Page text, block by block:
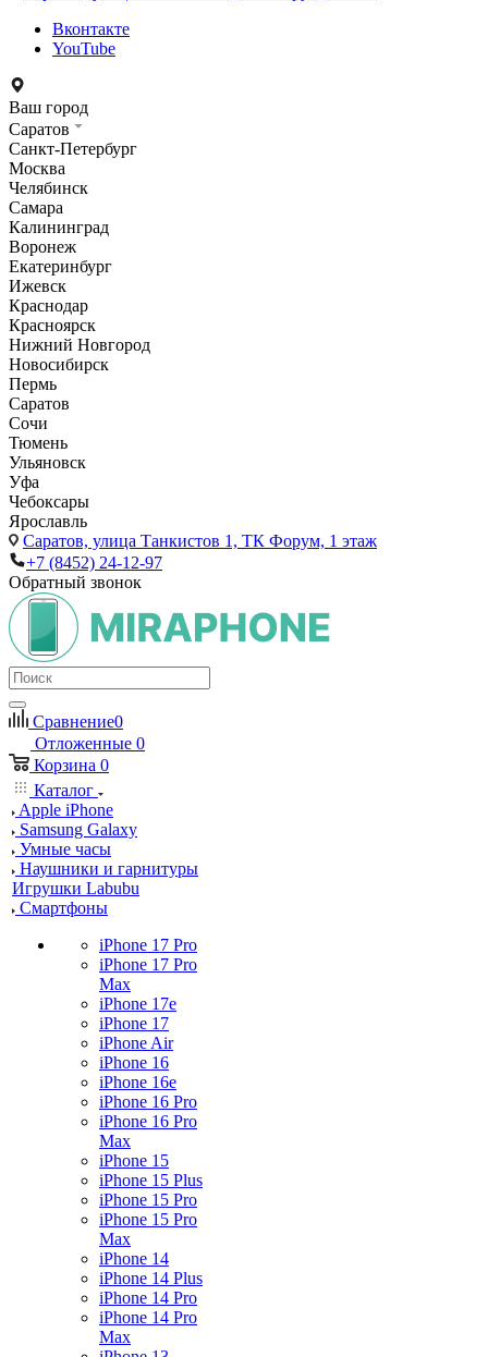
Вконтакте
YouTube
Ваш город
Саратов
Санкт-Петербург
Москва
Челябинск
Самара
Калининград
Воронеж
Екатеринбург
Ижевск
Краснодар
Красноярск
Нижний Новгород
Новосибирск
Пермь
Саратов
Сочи
Тюмень
Ульяновск
Уфа
Чебоксары
Ярославль
Саратов, улица Танкистов 1, ТК Форум, 1 этаж
+7 (8452) 24-12-97
Обратный звонок
Сравнение0
Отложенные 0
Корзина 0
Каталог
Apple iPhone
Samsung Galaxy
Умные часы
Наушники и гарнитуры
Игрушки Labubu
Смартфоны
iPhone 17 Pro
iPhone 17 Pro
Max
iPhone 17e
iPhone 17
iPhone Air
iPhone 16
iPhone 16e
iPhone 16 Pro
iPhone 16 Pro
Max
iPhone 15
iPhone 15 Plus
iPhone 15 Pro
iPhone 15 Pro
Max
iPhone 14
iPhone 14 Plus
iPhone 14 Pro
iPhone 14 Pro
Max